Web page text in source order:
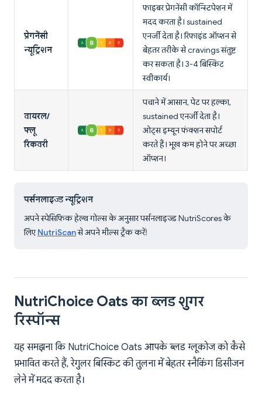
प्रेगनेंसी
न्यूट्रिशन
फाइबर प्रेगनेंसी कॉन्स्टिपेशन में
मदद करता है। sustained
एनर्जी देता है। रिफाइंड ऑप्शन से
बेहतर तरीके से cravings संतुष्ट
कर सकता है। 3-4 बिस्किट
स्वीकार्य।
वायरल/
फ्लू
रिकवरी
पचाने में आसान, पेट पर हल्का,
sustained एनर्जी देता है।
ओट्स इम्यून फंक्शन सपोर्ट
करते हैं। भूख कम होने पर अच्छा
ऑप्शन।
पर्सनलाइज्ड न्यूट्रिशन
अपने स्पेसिफिक हेल्थ गोल्स के अनुसार पर्सनलाइज्ड NutriScores के
लिए NutriScanसे अपने मील्स ट्रैक करें!
NutriChoice Oats का ब्लड शुगर
रिस्पॉन्स
यह समझना कि NutriChoice Oats आपके ब्लड ग्लूकोज को कैसे
प्रभावित करते हैं, रेगुलर बिस्किट की तुलना में बेहतर स्नैकिंग डिसीजन
लेने में मदद करता है।